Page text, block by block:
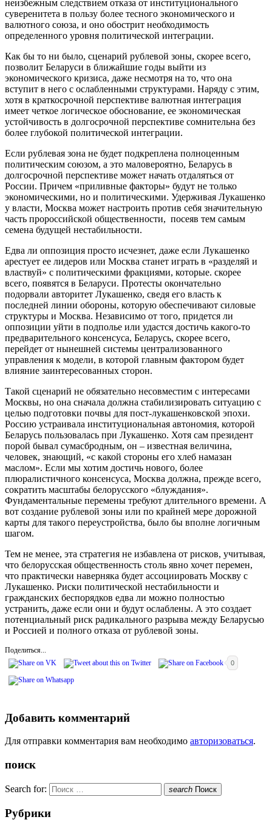
неизбежным следствием отказа от институционального
суверенитета в пользу более тесного экономического и
валютного союза, и оно обострит необходимость
определенного уровня политической интеграции.
Как бы то ни было, сценарий рублевой зоны, скорее всего,
позволит Беларуси в ближайшие годы выйти из
экономического кризиса, даже несмотря на то, что она
вступит в него с ослабленными структурами. Наряду с этим,
хотя в краткосрочной перспективе валютная интеграция
имеет четкое логическое обоснование, ее экономическая
устойчивость в долгосрочной перспективе сомнительна без
более глубокой политической интеграции.
Если рублевая зона не будет подкреплена полноценным
политическим союзом, а это маловероятно, Беларусь в
долгосрочной перспективе может начать отдаляться от
России. Причем «приливные факторы» будут не только
экономическими, но и политическими. Удерживая Лукашенко
у власти, Москва может настроить против себя значительную
часть пророссийской общественности, посеяв тем самым
семена будущей нестабильности.
Едва ли оппозиция просто исчезнет, даже если Лукашенко
арестует ее лидеров или Москва станет играть в «разделяй и
властвуй» с политическими фракциями, которые. скорее
всего, появятся в Беларуси. Протесты окончательно
подорвали авторитет Лукашенко, сведя его власть к
последней линии обороны, которую обеспечивают силовые
структуры и Москва. Независимо от того, придется ли
оппозиции уйти в подполье или удастся достичь какого-то
предварительного консенсуса, Беларусь, скорее всего,
перейдет от нынешней системы централизованного
управления к модели, в которой главным фактором будет
влияние заинтересованных сторон.
Такой сценарий не обязательно несовместим с интересами
Москвы, но она сначала должна стабилизировать ситуацию с
целью подготовки почвы для пост-лукашенковской эпохи.
Россию устраивала институциональная автономия, которой
Беларусь пользовалась при Лукашенко. Хотя сам президент
порой бывал сумасбродным, он – известная величина,
человек, знающий, «с какой стороны его хлеб намазан
маслом». Если мы хотим достичь нового, более
плюралистичного консенсуса, Москва должна, прежде всего,
сократить масштабы белорусского «блуждания».
Фундаментальные перемены требуют длительного времени. А
вот создание рублевой зоны или по крайней мере дорожной
карты для такого переустройства, было бы вполне логичным
шагом.
Тем не менее, эта стратегия не избавлена от рисков, учитывая,
что белорусская общественность столь явно хочет перемен,
что практически наверняка будет ассоциировать Москву с
Лукашенко. Риски политической нестабильности и
гражданских беспорядков едва ли можно полностью
устранить, даже если они и будут ослаблены. А это создает
потенциальный риск радикального разрыва между Беларусью
и Россией и полного отказа от рублевой зоны.
Поделиться...
0
Добавить комментарий
Для отправки комментария вам необходимо авторизоваться.
поиск
Search for: search Поиск
Рубрики